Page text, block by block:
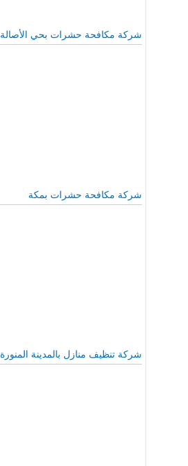
شركة مكافحة حشرات بحي الأصالة
شركة مكافحة حشرات بمكة
شركة تنظيف منازل بالمدينة المنورة